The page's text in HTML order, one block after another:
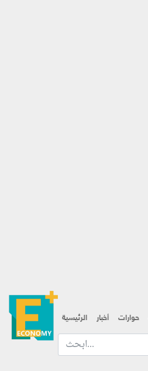
الرئيسية أخبار حوارات
ابحث عن... :